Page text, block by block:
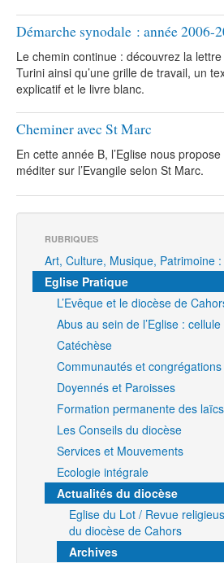
Démarche synodale : année 2006-
Le chemin continue : découvrez la
Turini ainsi qu’une grille de travail, un
explicatif et le livre blanc.
Cheminer avec St Marc
En cette année B, l’Eglise nous
méditer sur l’Evangile selon St Marc.
RUBRIQUES
Art, Culture, Musique, Patrimoine
Eglise Pratique
L’Evêque et le diocèse de
Abus au sein de l’Eglise :
Catéchèse
Communautés et congrégations
Doyennés et Paroisses
Formation permanente des laïcs
Les Conseils du diocèse
Services et Mouvements
Ecologie intégrale
Actualités du diocèse
Eglise du Lot / Revue
du diocèse de Cahors
Archives